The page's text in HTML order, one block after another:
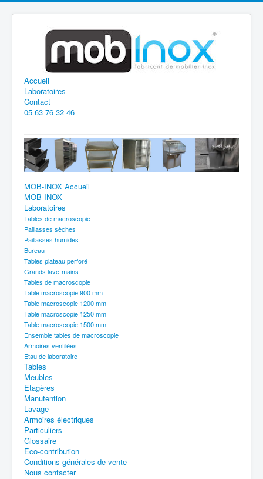
Accueil
Laboratoires
Contact
05 63 76 32 46
MOB-INOX Accueil
MOB-INOX
Laboratoires
Tables de macroscopie
Paillasses sèches
Paillasses humides
Bureau
Tables plateau perforé
Grands lave-mains
Tables de macroscopie
Table macroscopie 900 mm
Table macroscopie 1200 mm
Table macroscopie 1250 mm
Table macroscopie 1500 mm
Ensemble tables de macroscopie
Armoires ventilées
Etau de laboratoire
Tables
Meubles
Etagères
Manutention
Lavage
Armoires électriques
Particuliers
Glossaire
Eco-contribution
Conditions générales de vente
Nous contacter